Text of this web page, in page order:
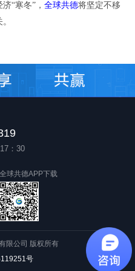
“寒冬” ， 全球共德将坚定不移
。
：30
全球共德APP下载
限公司 版权所有
号